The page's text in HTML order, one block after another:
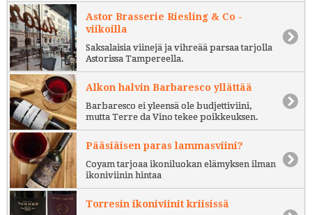
Astor Brasserie Riesling & Co -
viikoilla
Saksalaisia viinejä ja vihreää parsaa tarjolla
Astorissa Tampereella.
Alkon halvin Barbaresco yllättää
Barbaresco ei yleensä ole budjettiviini,
mutta Terre da Vino tekee poikkeuksen.
Pääsiäisen paras lammasviini?
Coyam tarjoaa ikoniluokan elämyksen ilman
ikoniviinin hintaa
Torresin ikoniviinit kriisissä